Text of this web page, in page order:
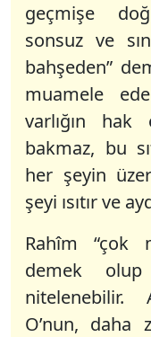
geçmişe
sonsuz ve
bahşeden”
muamele
varlığın hak
bakmaz, bu
her şeyin
şeyi ısıtır ve
Rahîm “çok
demek
nitelenebilir.
O’nun, daha